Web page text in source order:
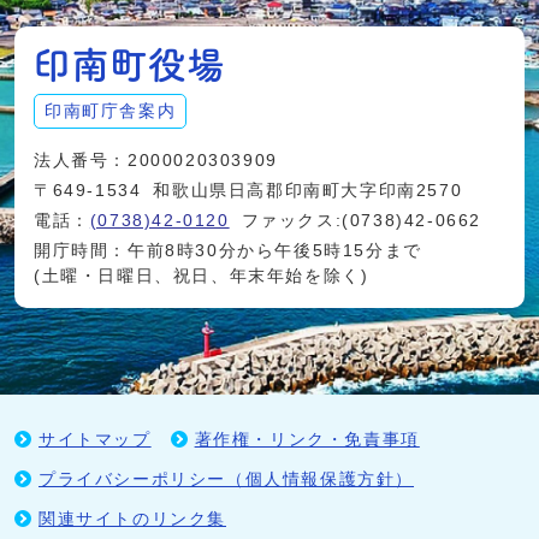
印南町庁舎案内
法人番号：2000020303909
〒649-1534
和歌山県日高郡印南町大字印南2570
電話： (0738)42-0120
ファックス:(0738)42-0662
開庁時間：午前8時30分から午後5時15分まで
(土曜・日曜日、祝日、年末年始を除く)
サイトマップ 著作権・リンク・免責事項
プライバシーポリシー（個人情報保護方針）
関連サイトのリンク集